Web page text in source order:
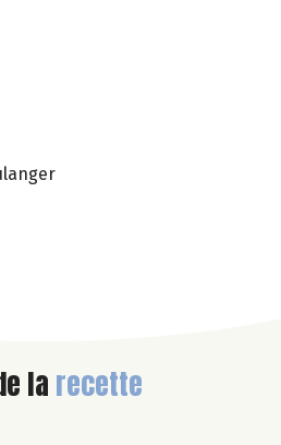
larecette